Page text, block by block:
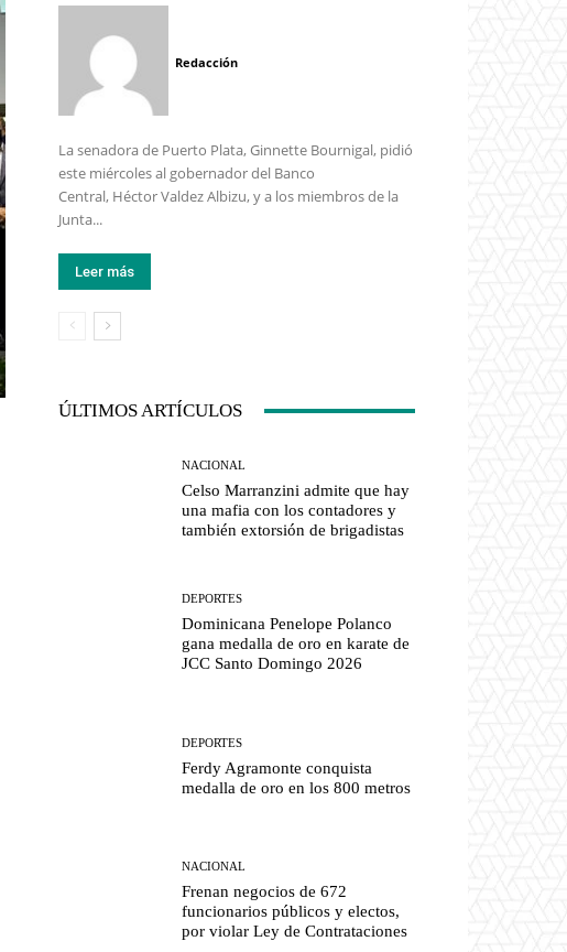
Redacción
La senadora de Puerto Plata, Ginnette Bournigal, pidió
este miércoles al gobernador del Banco
Central, Héctor Valdez Albizu, y a los miembros de la
Junta...
Leer más
ÚLTIMOS ARTÍCULOS
NACIONAL
Celso Marranzini admite que hay
una mafia con los contadores y
también extorsión de brigadistas
DEPORTES
Dominicana Penelope Polanco
gana medalla de oro en karate de
JCC Santo Domingo 2026
DEPORTES
Ferdy Agramonte conquista
medalla de oro en los 800 metros
NACIONAL
Frenan negocios de 672
funcionarios públicos y electos,
por violar Ley de Contrataciones